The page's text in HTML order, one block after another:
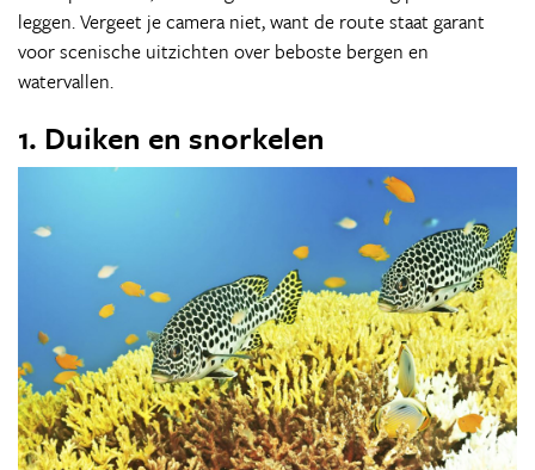
leggen. Vergeet je camera niet, want de route staat garant
voor scenische uitzichten over beboste bergen en
watervallen.
1. Duiken en snorkelen